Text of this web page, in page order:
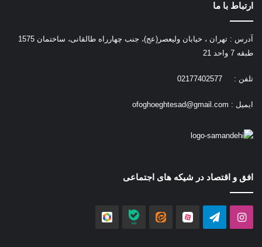
ارتباط با ما
آدرس : تهران ، خیابان ولیعصر(عج)، جنب چهارراه طالقانی، ساختمان 1575
طبقه 7 واحد 21
تلفن : 02177402577
ایمیل : ofoghoeghtesad@gmail.com
افق و اقتصاد در شیکه های اجتماعی
اینستاگرامتلگرام آپارات ایتا بله